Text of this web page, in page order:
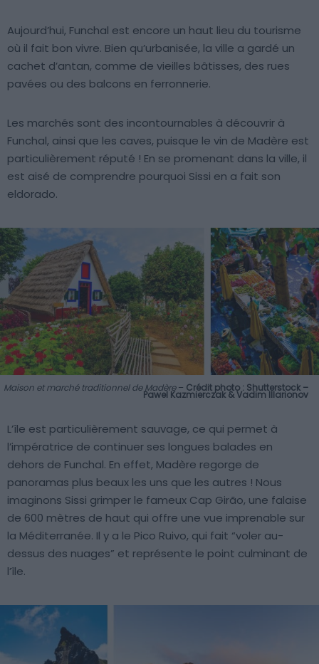
Aujourd’hui, Funchal est encore un haut lieu du tourisme
où il fait bon vivre. Bien qu’urbanisée, la ville a gardé un
cachet d’antan, comme de vieilles bâtisses, des rues
pavées ou des balcons en ferronnerie.
Les marchés sont des incontournables à découvrir à
Funchal, ainsi que les caves, puisque le vin de Madère est
particulièrement réputé ! En se promenant dans la ville, il
est aisé de comprendre pourquoi Sissi en a fait son
eldorado.
Maison et marché traditionnel de Madère– Crédit photo : Shutterstock –
Pawel Kazmierczak & Vadim Illarionov
L’île est particulièrement sauvage, ce qui permet à
l’impératrice de continuer ses longues balades en
dehors de Funchal. En effet, Madère regorge de
panoramas plus beaux les uns que les autres ! Nous
imaginons Sissi grimper le fameux Cap Girão, une falaise
de 600 mètres de haut qui offre une vue imprenable sur
la Méditerranée. Il y a le Pico Ruivo, qui fait “voler au-
dessus des nuages” et représente le point culminant de
l’île.